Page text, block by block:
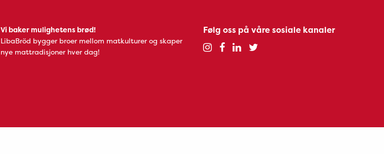
Vi baker mulighetens brød!
LibaBröd bygger broer mellom matkulturer og skaper
nye mattradisjoner hver dag!
Følg oss på våre sosiale kanaler